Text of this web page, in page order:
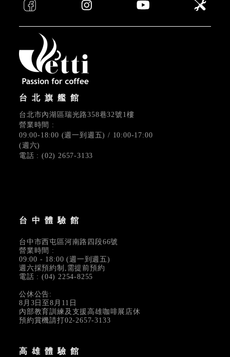
台北旗艦館
台北市內湖區瑞光路358巷32號1樓
營業時間 :
09:00-18:00 (週一到週五) / 10:00-17:00
(週六)
電話 : (02) 2657-3133
台中體驗館
台中市西屯區河南路四段66號
營業時間 :
09:00 - 18:00 (週一到週五)
週六採預約制,需提前預約
電話 : (04) 2254-8255
公休公告:
8月3日至8月11日
內部教育訓練及支援高雄咖啡展店休
預約賞機請打02-2657-3133
高雄體驗館